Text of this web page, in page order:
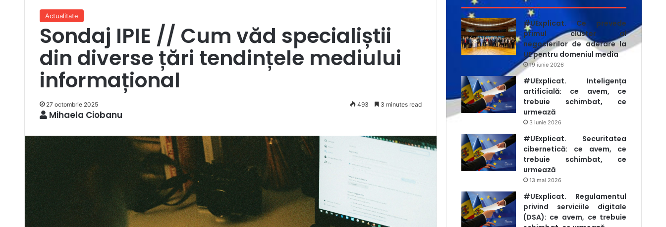
Actualitate
Sondaj IPIE // Cum văd specialiștii
din diverse țări tendințele mediului
informațional
27 octombrie 2025 493 3 minutes read
Mihaela Ciobanu
#UExplicat. Ce prevede
primul cluster al
negocierilor de aderare la
UE pentru domeniul media
19 iunie 2026
#UExplicat. Inteligența
artificială: ce avem, ce
trebuie schimbat, ce
urmează
3 iunie 2026
#UExplicat. Securitatea
cibernetică: ce avem, ce
trebuie schimbat, ce
urmează
13 mai 2026
#UExplicat. Regulamentul
privind serviciile digitale
(DSA): ce avem, ce trebuie